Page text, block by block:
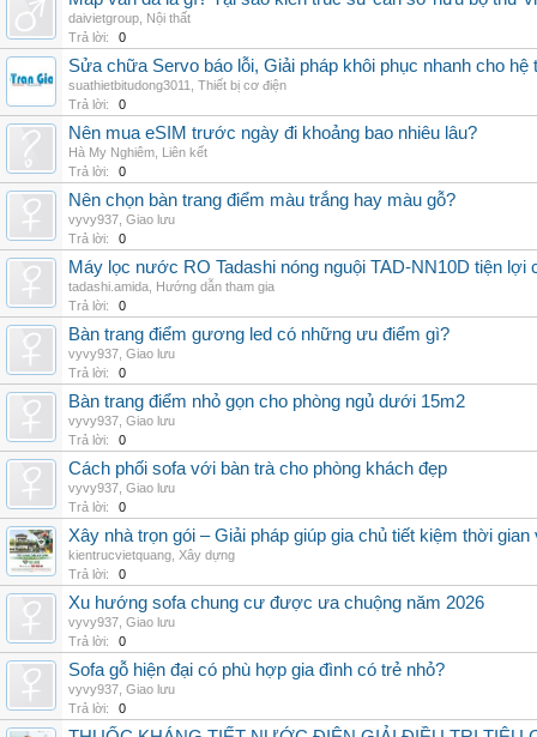
daivietgroup Nội thất
Trả lời:
0
Sửa chữa Servo báo lỗi, Giải pháp khôi phục nhanh cho hệ
suathietbitudong3011
Thiết bị cơ điện
Trả lời:
0
Nên mua eSIM trước ngày đi khoảng bao nhiêu lâu?
Hà My Nghiêm Liên kết
Trả lời:
0
Nên chọn bàn trang điểm màu trắng hay màu gỗ?
vyvy937 Giao lưu
Trả lời:
0
Máy lọc nước RO Tadashi nóng nguội TAD-NN10D tiện lợi
tadashi.amida Hướng dẫn tham gia
Trả lời:
0
Bàn trang điểm gương led có những ưu điểm gì?
vyvy937 Giao lưu
Trả lời:
0
Bàn trang điểm nhỏ gọn cho phòng ngủ dưới 15m2
vyvy937 Giao lưu
Trả lời:
0
Cách phối sofa với bàn trà cho phòng khách đẹp
vyvy937 Giao lưu
Trả lời:
0
Xây nhà trọn gói – Giải pháp giúp gia chủ tiết kiệm thời
kientrucvietquang Xây dựng
Trả lời:
0
Xu hướng sofa chung cư được ưa chuộng năm 2026
vyvy937 Giao lưu
Trả lời:
0
Sofa gỗ hiện đại có phù hợp gia đình có trẻ nhỏ?
vyvy937 Giao lưu
Trả lời:
0